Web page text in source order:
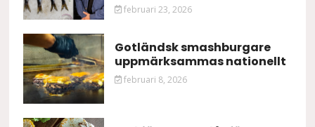
februari 23, 2026
Gotländsk smashburgare
uppmärksammas nationellt
februari 8, 2026